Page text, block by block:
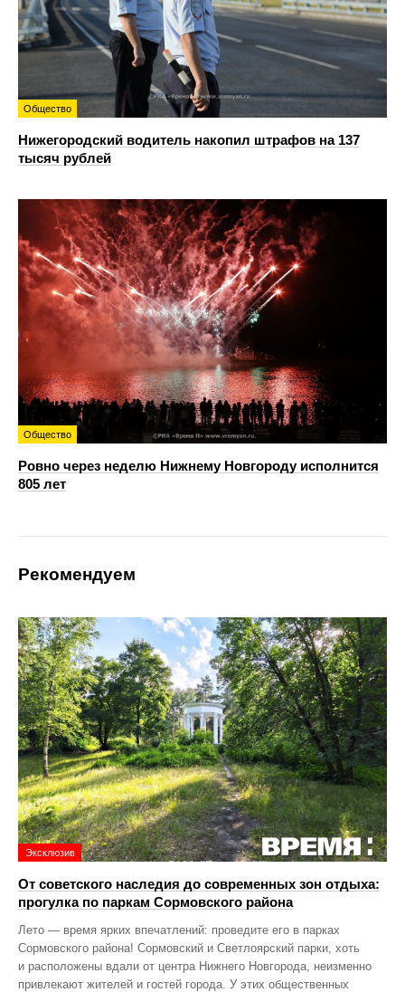
Общество
Нижегородский водитель накопил штрафов на 137
тысяч рублей
Общество
Ровно через неделю Нижнему Новгороду исполнится
805 лет
Рекомендуем
Эксклюзив
От советского наследия до современных зон отдыха:
прогулка по паркам Сормовского района
Лето — время ярких впечатлений: проведите его в парках
Сормовского района! Сормовский и Светлоярский парки, хоть
и расположены вдали от центра Нижнего Новгорода, неизменно
привлекают жителей и гостей города. У этих общественных